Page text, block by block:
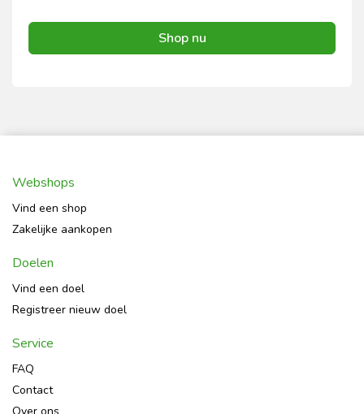
Shop nu
Webshops
Vind een shop
Zakelijke aankopen
Doelen
Vind een doel
Registreer nieuw doel
Service
FAQ
Contact